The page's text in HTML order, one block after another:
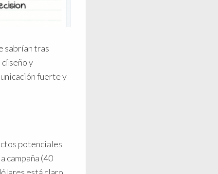
sabrían tras
diseño y
fuerte y
potenciales
campaña (40